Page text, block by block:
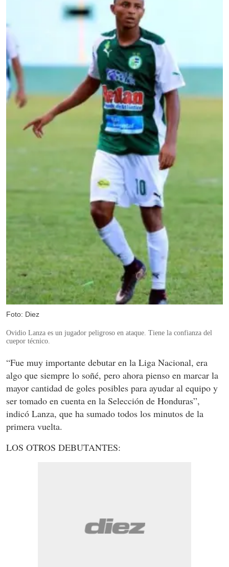
Foto: Diez
Ovidio Lanza es un jugador peligroso en ataque. Tiene la confianza del
cuepor técnico.
“Fue muy importante debutar en la Liga Nacional, era
algo que siempre lo soñé, pero ahora pienso en marcar la
mayor cantidad de goles posibles para ayudar al equipo y
ser tomado en cuenta en la Selección de Honduras”,
indicó Lanza, que ha sumado todos los minutos de la
primera vuelta.
LOS OTROS DEBUTANTES: